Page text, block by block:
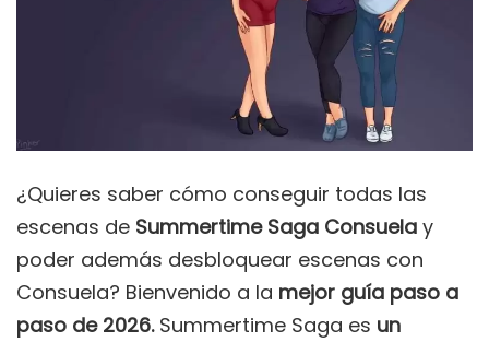
¿Quieres saber cómo conseguir todas las
escenas de Summertime Saga Consuela y
poder además desbloquear escenas con
Consuela? Bienvenido a la mejor guía paso a
paso de 2026. Summertime Saga es un